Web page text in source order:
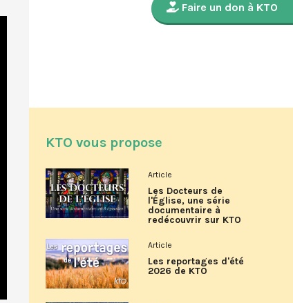
Faire un don à KTO
KTO vous propose
Article
Les Docteurs de
l'Église, une série
documentaire à
redécouvrir sur KTO
Article
Les reportages d'été
2026 de KTO